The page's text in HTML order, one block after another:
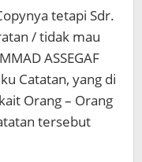
tetapi Sdr.
/ tidak mau
ASSEGAF
Catatan, yang di
Orang – Orang
tersebut